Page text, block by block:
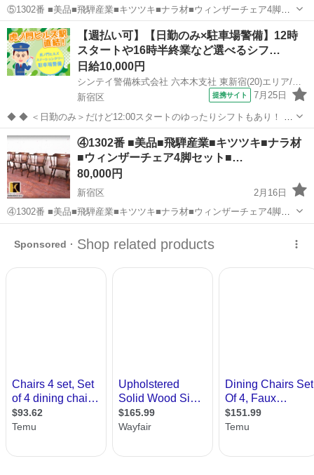
⑤1302番 ■美品■飛騨産業■キツツキ■ナラ材■ウィンザーチェア4脚セ
ット■定価16万■ 商品説明 大自然が生み出した迫力と、研ぎ澄まされ
た匠の技と心が息づくキツツキマークの飛騨産業より、 高級感あふれ
るナラ材を使用し...
東京 新宿区 椅子 商品
【週払い可】【日勤のみ×駐車場警備】12時
スタートや16時半終業など選べるシフ…
日給10,000円
シンテイ警備株式会社 六本木支社 東新宿(20)エリア/A3203200117
新宿区
提携サイト 7月25日
◆ ◆ ＜日勤のみ＞だけど12:00スタートのゆったりシフトもあり！ 4
パターンのシフトがあるから ライフスタイルに合わせて働ける♪ 虎ノ
門ヒルズ駅直結だから 雨でも濡れずに通勤できますよ！ ＼未経験スタ
ートでも大歓迎...
東京 新宿区 警備員
④1302番 ■美品■飛騨産業■キツツキ■ナラ材
■ウィンザーチェア4脚セット■…
80,000円
新宿区
2月16日
④1302番 ■美品■飛騨産業■キツツキ■ナラ材■ウィンザーチェア4脚セ
ット■定価16万■ 商品説明 大自然が生み出した迫力と、研ぎ澄まされ
た匠の技と心が息づくキツツキマークの飛騨産業より、 高級感あふれ